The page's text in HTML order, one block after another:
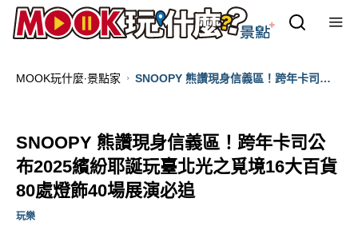
MOOK玩什麼‧景點家
SNOOPY 熊讚現身信義區！跨年卡司公
SNOOPY 熊讚現身信義區！跨年卡司公
布2025繽紛耶誕玩臺北光之覓境16大百貨
80處燈飾40場展演必追
玩樂